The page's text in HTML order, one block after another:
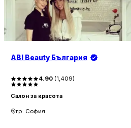
ABI Beauty България
4.90 (1,409)
Салон за красота
гр. София